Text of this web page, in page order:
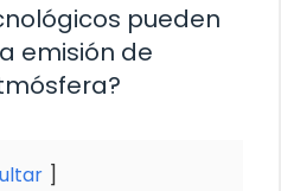
pueden
emisión de